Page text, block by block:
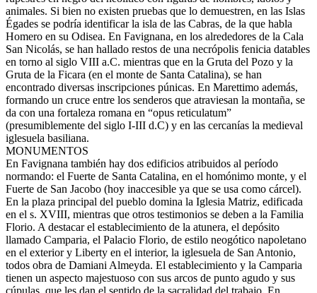
animales. Si bien no existen pruebas que lo demuestren, en las Islas
Égades se podría identificar la isla de las Cabras, de la que habla
Homero en su Odisea. En Favignana, en los alrededores de la Cala
San Nicolás, se han hallado restos de una necrópolis fenicia datables
en torno al siglo VIII a.C. mientras que en la Gruta del Pozo y la
Gruta de la Ficara (en el monte de Santa Catalina), se han
encontrado diversas inscripciones púnicas. En Marettimo además,
formando un cruce entre los senderos que atraviesan la montaña, se
da con una fortaleza romana en “opus reticulatum”
(presumiblemente del siglo I-III d.C) y en las cercanías la medieval
iglesuela basiliana.
MONUMENTOS
En Favignana también hay dos edificios atribuidos al período
normando: el Fuerte de Santa Catalina, en el homónimo monte, y el
Fuerte de San Jacobo (hoy inaccesible ya que se usa como cárcel).
En la plaza principal del pueblo domina la Iglesia Matriz, edificada
en el s. XVIII, mientras que otros testimonios se deben a la Familia
Florio. A destacar el establecimiento de la atunera, el depósito
llamado Camparia, el Palacio Florio, de estilo neogótico napoletano
en el exterior y Liberty en el interior, la iglesuela de San Antonio,
todos obra de Damiani Almeyda. El establecimiento y la Camparia
tienen un aspecto majestuoso con sus arcos de punto agudo y sus
cúpulas, que les dan el sentido de la sacralidad del trabajo. En